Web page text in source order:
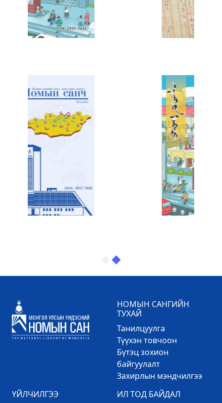
НОМЫН САНГИЙН
ТУХАЙ
Танилцуулга
Түүхэн товчоон
Бүтэц зохион
байгуулалт
Захирлын мэндчилгээ
ҮЙЛЧИЛГЭЭ
ИЛ ТОД БАЙДАЛ